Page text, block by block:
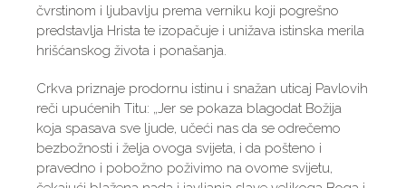
čvrstinom i ljubavlju prema verniku koji pogrešno
predstavlja Hrista te izopačuje i unižava istinska merila
hrišćanskog života i ponašanja.
Crkva priznaje prodornu istinu i snažan uticaj Pavlovih
reči upućenih Titu: „Jer se pokaza blagodat Božija
koja spasava sve ljude, učeći nas da se odrečemo
bezbožnosti i želja ovoga svijeta, i da pošteno i
pravedno i pobožno poživimo na ovome svijetu,